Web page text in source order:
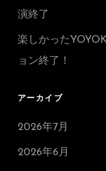
演終了
楽しかった
ョン終了！
アーカイブ
2026年7月
2026年6月